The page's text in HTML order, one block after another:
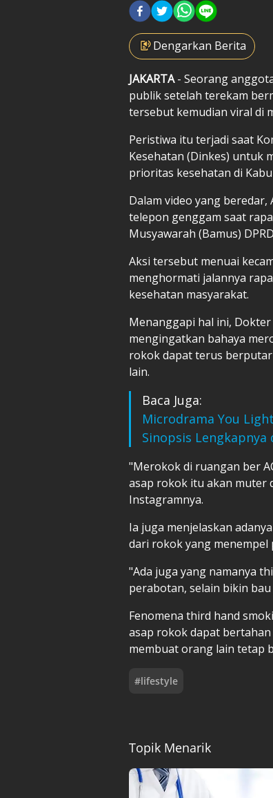
Dengarkan Berita
JAKARTA- Seorang
publik setelah terekam
tersebut kemudian viral di
Peristiwa itu terjadi saat
Kesehatan (Dinkes) untuk
prioritas kesehatan di
Dalam video yang beredar,
telepon genggam saat
Musyawarah (Bamus)
Aksi tersebut menuai
menghormati jalannya
kesehatan masyarakat.
Menanggapi hal ini,
mengingatkan bahaya
rokok dapat terus
lain.
Baca Juga:
Microdrama You
Sinopsis Lengkapnya
"Merokok di ruangan ber
asap rokok itu akan muter
Instagramnya.
Ia juga menjelaskan
dari rokok yang menempel
"Ada juga yang namanya
perabotan, selain bikin
Fenomena third hand
asap rokok dapat
membuat orang lain tetap
#lifestyle
Topik Menarik